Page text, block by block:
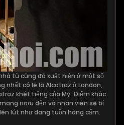
tù cũng đã xuất hiện ở một số
nhất có lẽ là Alcotraz ở London,
khét tiếng của Mỹ. Điểm khác
rượu đến và nhân viên sẽ bí
lút như đang tuồn hàng cấm.